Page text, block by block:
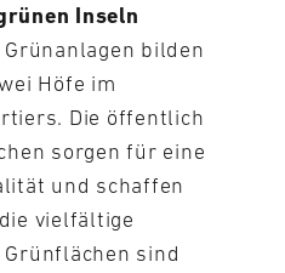
Inseln
bilden
Höfe im
Die öffentlich
sorgen für eine
und schaffen
vielfältige
sind